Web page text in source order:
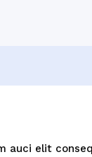
auci elit